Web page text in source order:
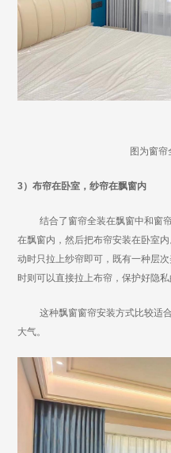
图为窗帘
3）布帘在卧室，纱帘在飘窗内
结合了窗帘全装在飘窗中和窗
在飘窗内，然后把布帘安装在卧室
动时只拉上纱帘即可，既有一种层
时则可以直接拉上布帘，保护好隐
这种飘窗窗帘安装方式比较适
大气。